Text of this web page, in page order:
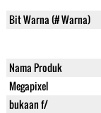
Bit Warna (# Warna)
Nama Produk
Megapixel
bukaan f/